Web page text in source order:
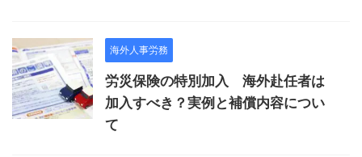
海外人事労務
労災保険の特別加入 海外赴任者は
加入すべき？実例と補償内容につい
て